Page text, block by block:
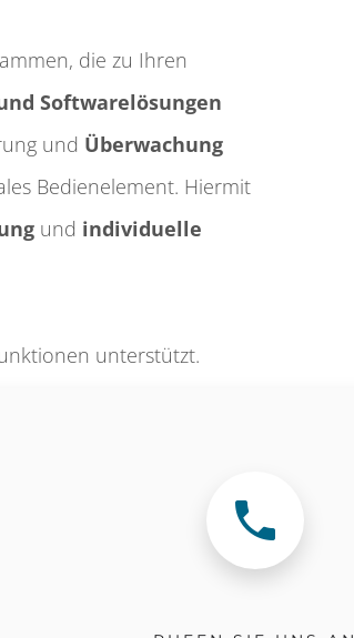
die zu Ihren
Software­lösungen
und Überwachung
Bedienelement. Hiermit
und individuelle
unter­stützt.